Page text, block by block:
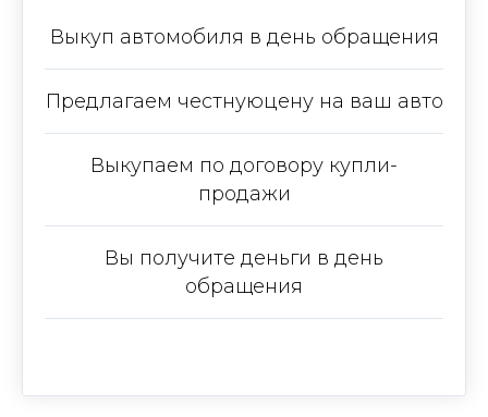
Выкуп автомобиля в день обращения
Предлагаем честнуюцену на ваш авто
Выкупаем по договору купли-
продажи
Вы получите деньги в день
обращения